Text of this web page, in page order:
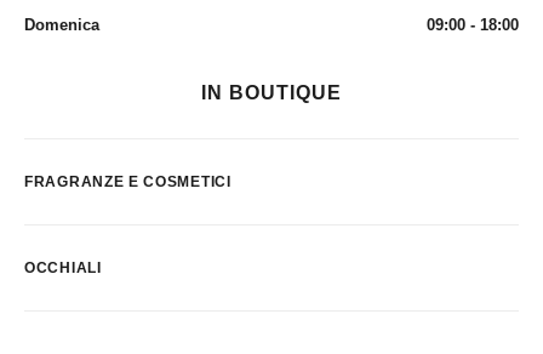
Domenica
09:00 - 18:00
IN BOUTIQUE
FRAGRANZE E COSMETICI
OCCHIALI